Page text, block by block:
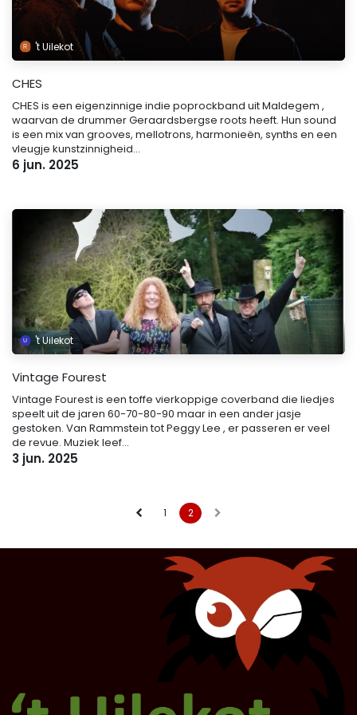
't Uilekot
CHES
CHES is een eigenzinnige indie poprockband uit Maldegem ,
waarvan de drummer Geraardsbergse roots heeft. Hun sound
is een mix van grooves, mellotrons, harmonieën, synths en een
vleugje kunstzinnigheid...
6 jun. 2025
't Uilekot
Vintage Fourest
Vintage Fourest is een toffe vierkoppige coverband die liedjes
speelt uit de jaren 60-70-80-90 maar in een ander jasje
gestoken. Van Rammstein tot Peggy Lee , er passeren er veel
de revue. Muziek leef...
3 jun. 2025
1 2